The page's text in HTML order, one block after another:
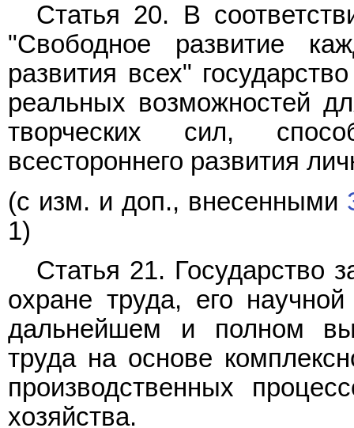
Статья 20. В
"Свободное развитие
развития всех"
реальных возможностей
творческих сил,
всестороннего развития
(с изм. и доп., внесенными
1)
Статья 21. Государство
охране труда, его
дальнейшем и полном
труда на основе
производственных
хозяйства.